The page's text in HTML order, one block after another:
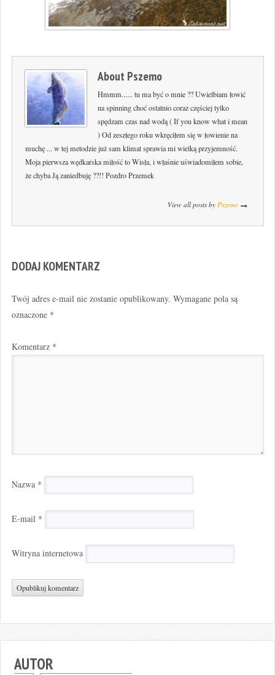
About Pszemo
Hmmm...... tu ma być o mnie ?? Uwielbiam łowić
na spinning choć ostatnio coraz częściej tylko
spędzam czas nad wodą ( If you know what i mean
) Od zeszłego roku wkręciłem się w łowienie na
muchę ... w tej metodzie już sam klimat sprawia mi wielką przyjemność.
Moja pierwsza wędkarska miłość to Wisła, i właśnie uświadomiłem sobie,
że chyba Ją zaniedbuję ??!! Pozdro Przemek
View all posts by Pszemo
DODAJ KOMENTARZ
Twój adres e-mail nie zostanie opublikowany. Wymagane pola są
oznaczone *
Komentarz *
Nazwa *
E-mail *
Witryna internetowa
AUTOR